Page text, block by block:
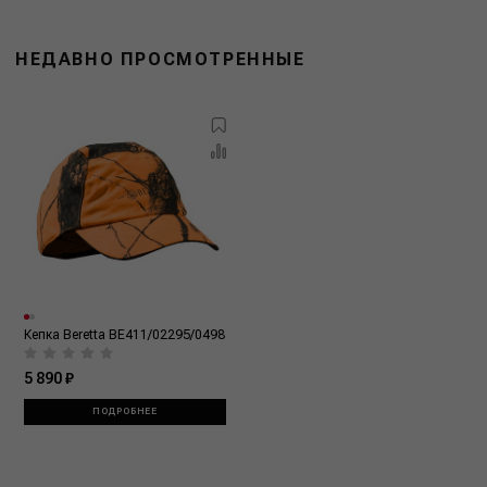
НЕДАВНО ПРОСМОТРЕННЫЕ
Кепка Beretta BE411/02295/0498
5 890 ₽
ПОДРОБНЕЕ